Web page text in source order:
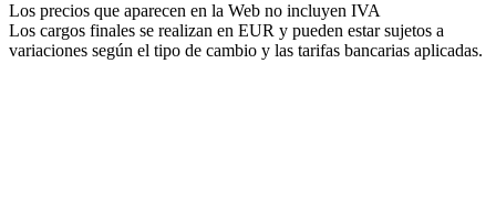
Los precios que aparecen en la Web no incluyen IVA
Los cargos finales se realizan en EUR y pueden estar sujetos a
variaciones según el tipo de cambio y las tarifas bancarias aplicadas.